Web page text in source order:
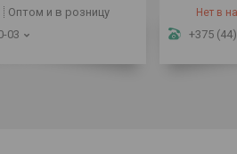
Оптом и в розницу
03
Нет в
+375